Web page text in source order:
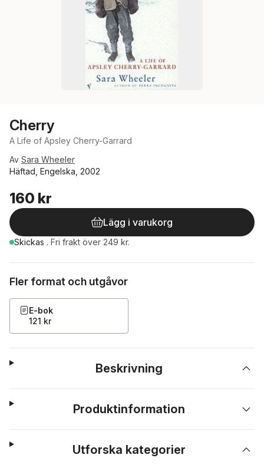
Cherry
A Life of Apsley Cherry-Garrard
Av Sara Wheeler
Häftad, Engelska, 2002
160 kr
Lägg i varukorg
Skickas . Fri frakt över 249 kr.
Fler format och utgåvor
E-bok
121 kr
Beskrivning
Produktinformation
Utforska kategorier